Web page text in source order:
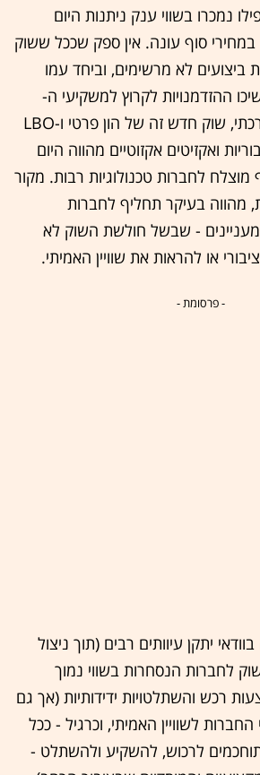
נמכרו בשווי ענק ניתנות היום
סוף עונה. אין ספק שככל ששוק
ביצועים לא מרשימים, וביחד עמו
ההזדמנויות לקרוץ למשקיעי ה-
LBO החדשים. להערכתי, שוק חדש זה של הון פרטי ו-LBO
ואקזיטים אקזוטיים מהווה היום
לחברות טכנולוגיות רבות. מקור
מהווה בעיקר תחליף לחברות
מעניינים - שבשל חולשת השוק לא
ציבורי או להראות את שוויין האמיתי.
- פרסומת -
יתקן עיוותים רבים (תוך ניצול
לחברות הנסחרות בשווי נמוך
רכש והשתלטויות ידידותיות (אך גם
החברות לשוויין האמיתי, וכרגיל - ככל
לרכוש, להשקיע ולהשתלט -